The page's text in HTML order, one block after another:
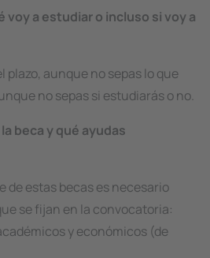
voy a estudiar o incluso si voy a
aunque no sepas lo que
no sepas si estudiarás o no.
beca y qué ayudas
de estas becas es necesario
se fijan en la convocatoria:
y económicos (de